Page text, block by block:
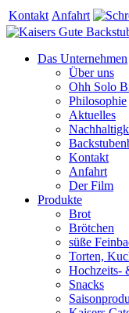
Kontakt Anfahrt
Das Unternehmen
Über uns
Ohh Solo
Philosophie
Aktuelles
Kontakt
Anfahrt
Der Film
Produkte
Brot
Brötchen
süße
Torten,
Hochzeits-
Snacks